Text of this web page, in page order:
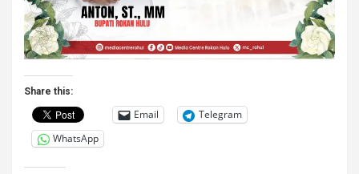
Share this:
Email
Telegram
WhatsApp